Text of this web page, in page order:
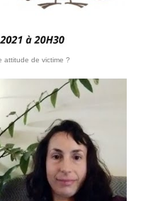
attitude de victime ?